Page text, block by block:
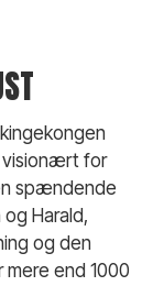
visionært for
spændende
Harald,
og den
end 1000